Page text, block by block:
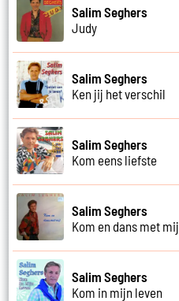
Salim Seghers
Judy
Salim Seghers
Ken jij het verschil
Salim Seghers
Kom eens liefste
Salim Seghers
Kom en dans met mij
Salim Seghers
Kom in mijn leven